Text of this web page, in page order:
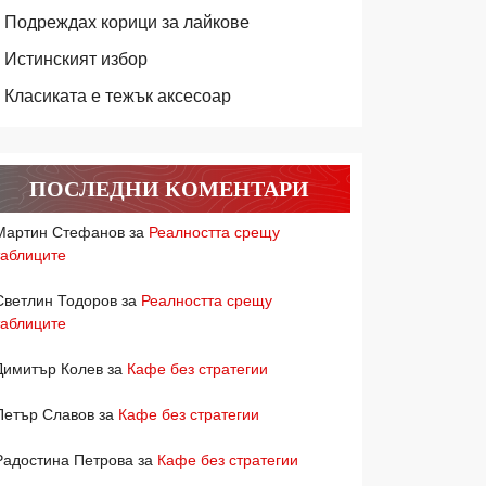
Подреждах корици за лайкове
Истинският избор
Класиката е тежък аксесоар
ПОСЛЕДНИ КОМЕНТАРИ
Стефанов за Реалността срещу
Тодоров за Реалността срещу
Колев за Кафе без стратегии
Славов за Кафе без стратегии
Петрова за Кафе без стратегии